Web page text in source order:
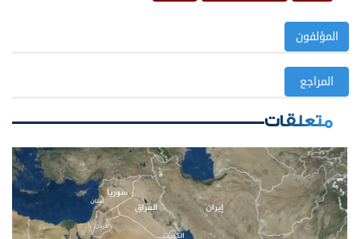
المؤلفون
المراجع
متعلقات